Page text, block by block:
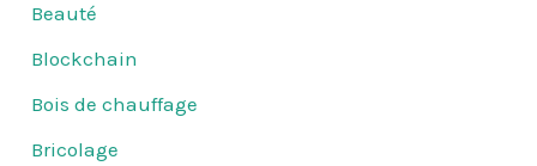
Beauté
Blockchain
Bois de chauffage
Bricolage